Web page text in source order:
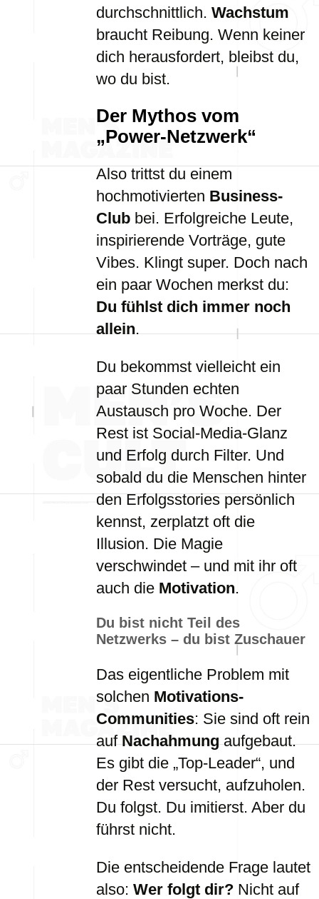
durchschnittlich. Wachstum
braucht Reibung. Wenn keiner
dich herausfordert, bleibst du,
wo du bist.
Der Mythos vom
„Power-Netzwerk“
Also trittst du einem
hochmotivierten Business-
Club bei. Erfolgreiche Leute,
inspirierende Vorträge, gute
Vibes. Klingt super. Doch nach
ein paar Wochen merkst du:
Du fühlst dich immer noch
allein.
Du bekommst vielleicht ein
paar Stunden echten
Austausch pro Woche. Der
Rest ist Social-Media-Glanz
und Erfolg durch Filter. Und
sobald du die Menschen hinter
den Erfolgsstories persönlich
kennst, zerplatzt oft die
Illusion. Die Magie
verschwindet – und mit ihr oft
auch die Motivation.
Du bist nicht Teil des
Netzwerks – du bist Zuschauer
Das eigentliche Problem mit
solchen Motivations-
Communities: Sie sind oft rein
aufNachahmungaufgebaut.
Es gibt die „Top-Leader“, und
der Rest versucht, aufzuholen.
Du folgst. Du imitierst. Aber du
führst nicht.
Die entscheidende Frage lautet
also: Wer folgt dir? Nicht auf